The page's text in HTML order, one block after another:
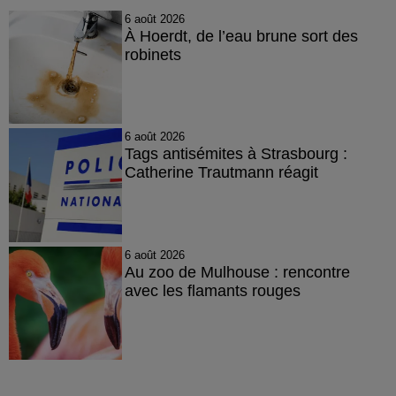
6 août 2026
À Hoerdt, de l’eau brune sort des
robinets
6 août 2026
Tags antisémites à Strasbourg :
Catherine Trautmann réagit
6 août 2026
Au zoo de Mulhouse : rencontre
avec les flamants rouges